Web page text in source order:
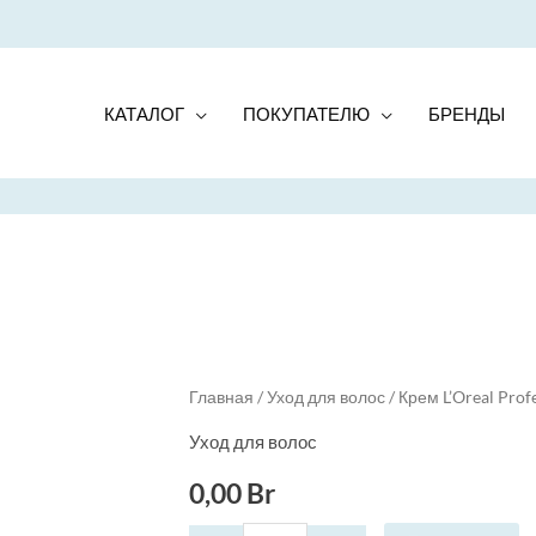
КАТАЛОГ ПОКУПАТЕЛЮ БРЕНДЫ
Главная /Уход для волос/ Крем L’Oreal
Уход для волос
0,00Br
Quantity